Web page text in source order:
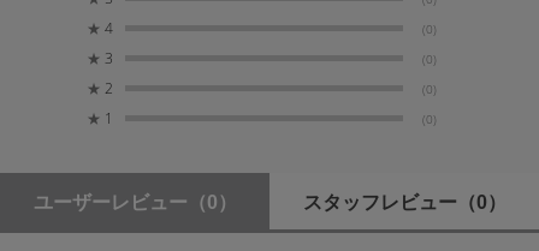
★ 4 (0)
★ 3 (0)
★ 2 (0)
★ 1 (0)
ユーザーレビュー （0） スタッフレビュー （0）